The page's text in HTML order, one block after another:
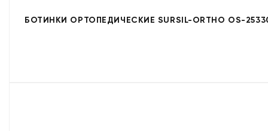
БОТИНКИ ОРТОПЕДИЧЕСКИЕ SURSIL-ORTHO OS-